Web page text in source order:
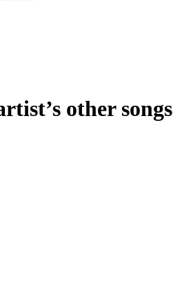
other songs